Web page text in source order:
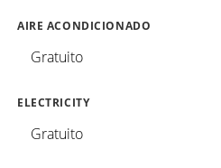
AIRE ACONDICIONADO
Gratuito
ELECTRICITY
Gratuito